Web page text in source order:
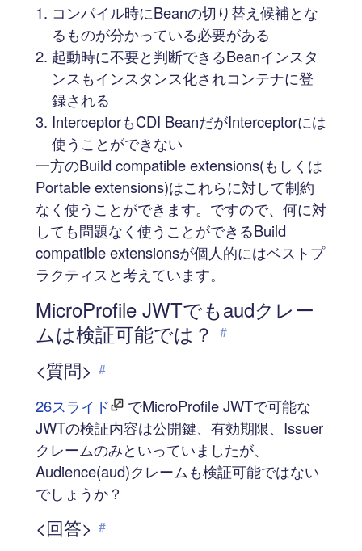
コンパイル時にBeanの切り替え候補とな
るものが分かっている必要がある
起動時に不要と判断できるBeanインスタ
ンスもインスタンス化されコンテナに登
録される
InterceptorもCDI BeanだがInterceptorには
使うことができない
一方のBuild compatible extensions(もしくは
Portable extensions)はこれらに対して制約
なく使うことができます。ですので、何に対
しても問題なく使うことができるBuild
compatible extensionsが個人的にはベストプ
ラクティスと考えています。
MicroProfile JWTでもaudクレー
ムは検証可能では？
#
<質問> #
26スライド
でMicroProfile JWTで可能な
JWTの検証内容は公開鍵、有効期限、Issuer
クレームのみといっていましたが、
Audience(aud)クレームも検証可能ではない
でしょうか？
<回答> #